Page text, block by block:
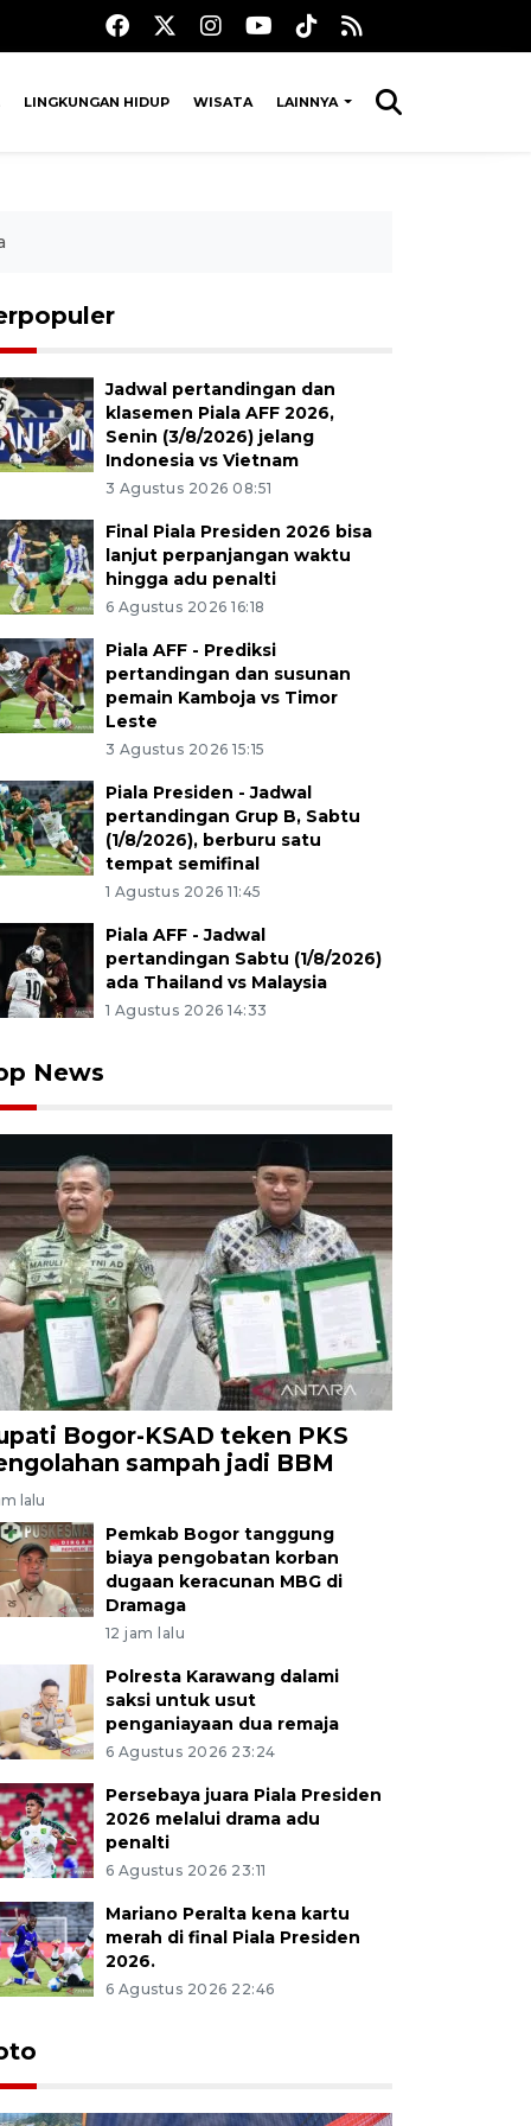
LINGKUNGAN HIDUP WISATA LAINNYA
Jadwal pertandingan dan
klasemen Piala AFF 2026,
Senin (3/8/2026) jelang
Indonesia vs Vietnam
3 Agustus 2026 08:51
Final Piala Presiden 2026 bisa
lanjut perpanjangan waktu
hingga adu penalti
6 Agustus 2026 16:18
Piala AFF - Prediksi
pertandingan dan susunan
pemain Kamboja vs Timor
Leste
3 Agustus 2026 15:15
Piala Presiden - Jadwal
pertandingan Grup B, Sabtu
(1/8/2026), berburu satu
tempat semifinal
1 Agustus 2026 11:45
Piala AFF - Jadwal
pertandingan Sabtu (1/8/2026)
ada Thailand vs Malaysia
1 Agustus 2026 14:33
News
Bogor-KSAD teken PKS
sampah jadi BBM
lalu
Pemkab Bogor tanggung
biaya pengobatan korban
dugaan keracunan MBG di
Dramaga
12 jam lalu
Polresta Karawang dalami
saksi untuk usut
penganiayaan dua remaja
6 Agustus 2026 23:24
Persebaya juara Piala Presiden
2026 melalui drama adu
penalti
6 Agustus 2026 23:11
Mariano Peralta kena kartu
merah di final Piala Presiden
2026.
6 Agustus 2026 22:46